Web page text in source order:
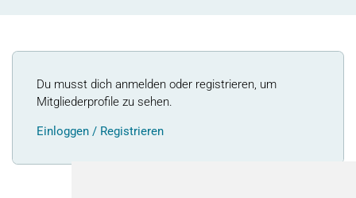
Du musst dich anmelden oder registrieren, um
Mitgliederprofile zu sehen.
Einloggen / Registrieren